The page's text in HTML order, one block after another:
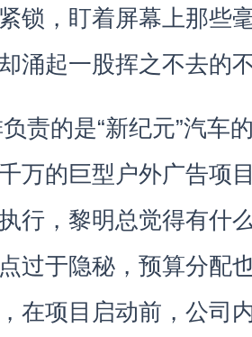
锁，盯着屏幕上那些
涌起一股挥之不去的
责的是“新纪元”汽车
万的巨型户外广告项
行，黎明总觉得有什
过于隐秘，预算分配
在项目启动前，公司